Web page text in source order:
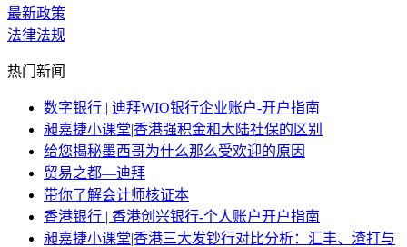
最新政策
法律法规
热门新闻
数字银行 | 迪拜WIO银行企业账户-开户指南
昶嘉捷小课堂|香港强积金和大陆社保的区别
给您揭秘墨西哥为什么那么受欢迎的原因
贸易之都—迪拜
带你了解会计师核证本
香港银行 | 香港创兴银行-个人账户开户指南
昶嘉捷小课堂|香港三大发钞行对比分析：汇丰、渣打与